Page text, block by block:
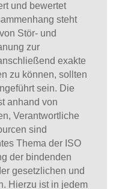
und bewertet
steht
Stör- und
zur
exakte
zu können, sollten
sein. Die
anhand von
Verantwortliche
sind
Thema der ISO
der bindenden
gesetzlichen und
Hierzu ist in jedem